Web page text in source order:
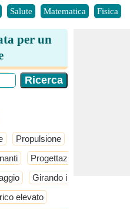
Salute Matematica Fisica
per un
Propulsione
Progettazione di aeromobili
Girando il volo
elevato